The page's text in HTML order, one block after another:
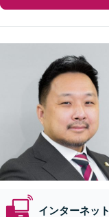
インターネット